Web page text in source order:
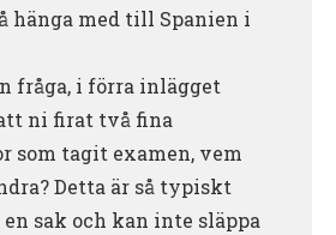
hänga med till Spanien i
fråga, i förra inlägget
ni firat två fina
som tagit examen, vem
Detta är så typiskt
sak och kan inte släppa